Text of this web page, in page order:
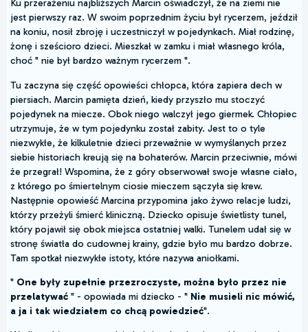
Ku przerażeniu najbliższych Marcin oświadczył, że na ziemi nie
jest pierwszy raz. W swoim poprzednim życiu był rycerzem, jeździł
na koniu, nosił zbroję i uczestniczył w pojedynkach. Miał rodzinę,
żonę i sześcioro dzieci. Mieszkał w zamku i miał własnego króla,
choć " nie był bardzo ważnym rycerzem ".
Tu zaczyna się część opowieści chłopca, która zapiera dech w
piersiach. Marcin pamięta dzień, kiedy przyszło mu stoczyć
pojedynek na miecze. Obok niego walczył jego giermek. Chłopiec
utrzymuje, że w tym pojedynku został zabity. Jest to o tyle
niezwykłe, że kilkuletnie dzieci przeważnie w wymyślanych przez
siebie historiach kreują się na bohaterów. Marcin przeciwnie, mówi
że przegrał! Wspomina, że z góry obserwował swoje własne ciało,
z którego po śmiertelnym ciosie mieczem sączyła się krew.
Następnie opowieść Marcina przypomina jako żywo relacje ludzi,
którzy przeżyli śmierć kliniczną. Dziecko opisuje świetlisty tunel,
który pojawił się obok miejsca ostatniej walki. Tunelem udał się w
stronę światła do cudownej krainy, gdzie było mu bardzo dobrze.
Tam spotkał niezwykłe istoty, które nazywa aniołkami.
" One były zupełnie przezroczyste, można było przez nie
przelatywać " - opowiada mi dziecko - " Nie musieli nic mówić,
a ja i tak wiedziałem co chcą powiedzieć".